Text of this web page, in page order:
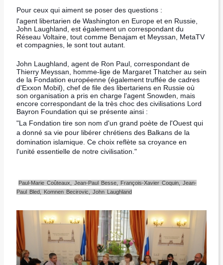
Pour ceux qui aiment se poser des questions :
l'agent libertarien de Washington en Europe et en Russie,
John Laughland, est également un correspondant du
Réseau Voltaire, tout comme Benajam et Meyssan, MetaTV
et compagnies, le sont tout autant.
John Laughland, agent de Ron Paul, correspondant de
Thierry Meyssan, homme-lige de Margaret Thatcher au sein
de la Fondation européenne (également truffée de cadres
d'Exxon Mobil), chef de file des libertariens en Russie où
son organisation a pris en charge l'agent Snowden, mais
encore correspondant de la très choc des civilisations Lord
Bayron Foundation qui se présente ainsi :
"La Fondation tire son nom d'un grand poète de l'Ouest qui
a donné sa vie pour libérer chrétiens des Balkans de la
domination islamique. Ce choix reflète sa croyance en
l'unité essentielle de notre civilisation."
Paul-Marie Coûteaux, Jean-Paul Besse, François-Xavier Coquin, Jean-
Paul Bled, Komnen Becirovic, John Laughland